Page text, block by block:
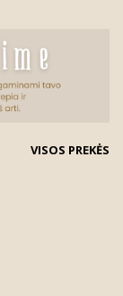
VISOS PREKĖS